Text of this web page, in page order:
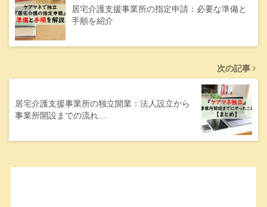
居宅介護支援事業所の指定申請：必要な準備と
手順を紹介
次の記事
居宅介護支援事業所の独立開業：法人設立から
事業所開設までの流れ…